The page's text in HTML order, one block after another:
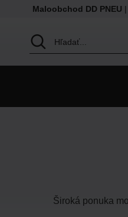
Maloobchod DD PNEU |
Široká ponuka